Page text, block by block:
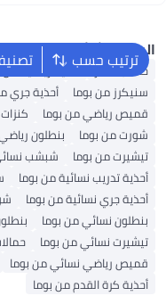
ترتيب حسب
البحث الشائع
حقائب ظهر أحذية رياضية من
سنيكرز من بوما
أحذية جري
قميص رياضي من بوما
شورت من بوما
بنطلون
تيشيرت من بوما
شبشب
أحذية تدريب نسائية من بوما
أحذية جري نسائية من بوما
بنطلون نسائي من بوما
تيشيرت نسائي من بوما
قميص رياضي نسائي من بوما
أحذية كرة القدم من بوما